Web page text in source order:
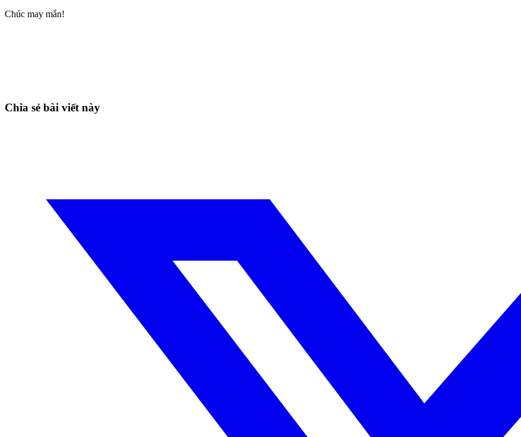
Chúc may mắn!
Chia sẻ bài viết này